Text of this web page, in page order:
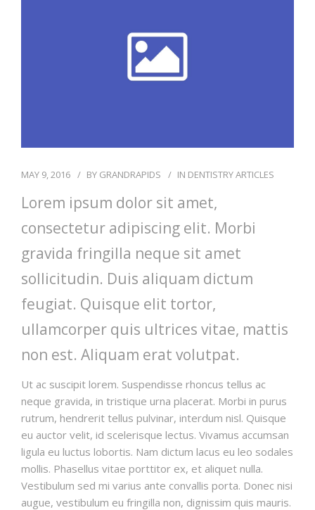
MAY 9, 2016 BY GRANDRAPIDS IN DENTISTRY ARTICLES
Lorem ipsum dolor sit amet,
consectetur adipiscing elit. Morbi
gravida fringilla neque sit amet
sollicitudin. Duis aliquam dictum
feugiat. Quisque elit tortor,
ullamcorper quis ultrices vitae, mattis
non est. Aliquam erat volutpat.
Ut ac suscipit lorem. Suspendisse rhoncus tellus ac
neque gravida, in tristique urna placerat. Morbi in purus
rutrum, hendrerit tellus pulvinar, interdum nisl. Quisque
eu auctor velit, id scelerisque lectus. Vivamus accumsan
ligula eu luctus lobortis. Nam dictum lacus eu leo sodales
mollis. Phasellus vitae porttitor ex, et aliquet nulla.
Vestibulum sed mi varius ante convallis porta. Donec nisi
augue, vestibulum eu fringilla non, dignissim quis mauris.